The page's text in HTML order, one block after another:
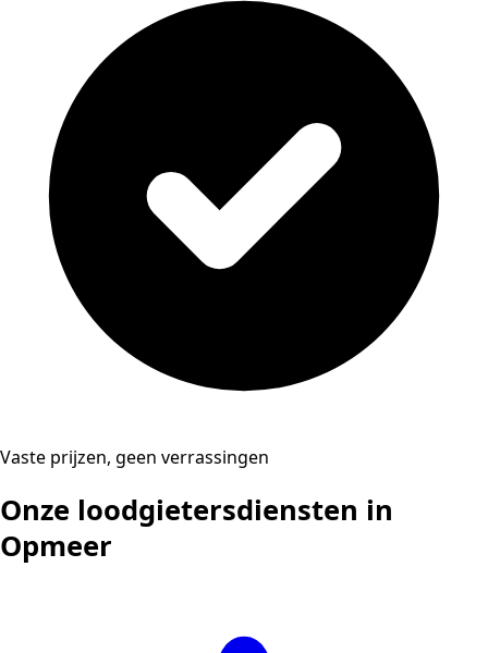
Vaste prijzen, geen verrassingen
Onze loodgietersdiensten in
Opmeer